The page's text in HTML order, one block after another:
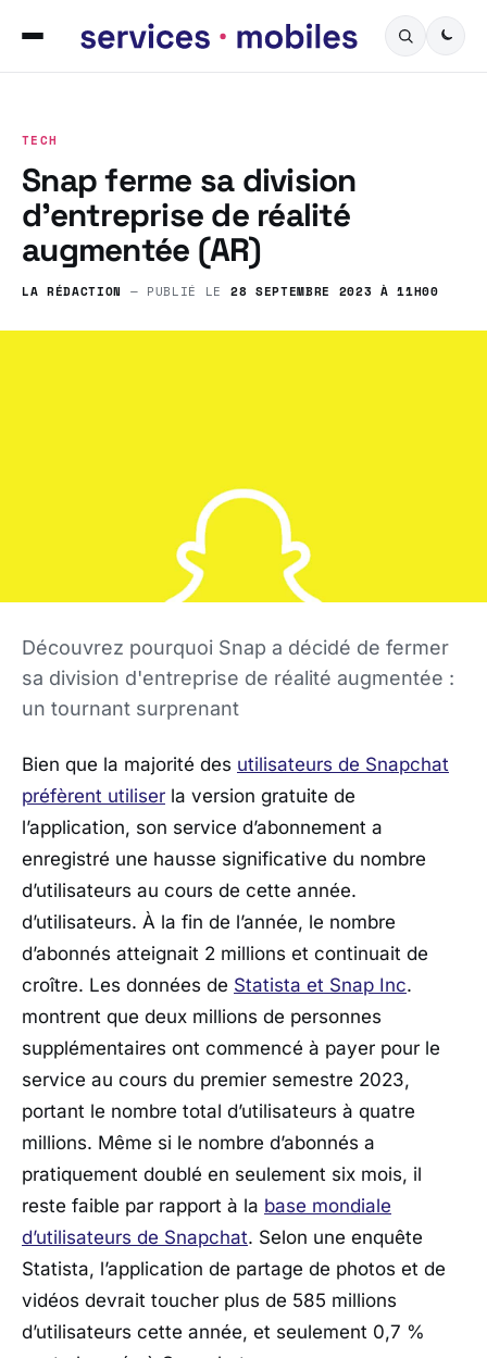
TECH
Snap ferme sa division
d’entreprise de réalité
augmentée (AR)
LA RÉDACTION — PUBLIÉ LE 28 SEPTEMBRE 2023 À 11H00
Découvrez pourquoi Snap a décidé de fermer
sa division d'entreprise de réalité augmentée :
un tournant surprenant
Bien que la majorité des utilisateurs de Snapchat
préfèrent utiliser la version gratuite de
l’application, son service d’abonnement a
enregistré une hausse significative du nombre
d’utilisateurs au cours de cette année.
d’utilisateurs. À la fin de l’année, le nombre
d’abonnés atteignait 2 millions et continuait de
croître. Les données de Statista et Snap Inc.
montrent que deux millions de personnes
supplémentaires ont commencé à payer pour le
service au cours du premier semestre 2023,
portant le nombre total d’utilisateurs à quatre
millions. Même si le nombre d’abonnés a
pratiquement doublé en seulement six mois, il
reste faible par rapport à la base mondiale
d’utilisateurs de Snapchat. Selon une enquête
Statista, l’application de partage de photos et de
vidéos devrait toucher plus de 585 millions
d’utilisateurs cette année, et seulement 0,7 %